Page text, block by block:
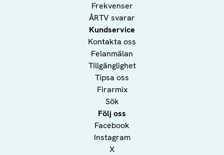
Frekvenser
ÅRTV svarar
Kundservice
Kontakta oss
Felanmälan
Tillgänglighet
Tipsa oss
Firarmix
Sök
Följ oss
Facebook
Instagram
X